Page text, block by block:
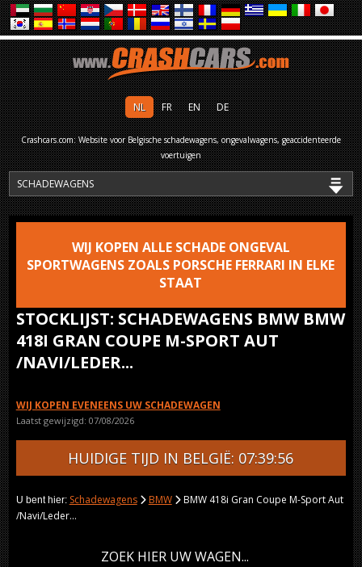
NL FR EN DE
Crashcars.com: Website voor Belgische schadewagens, ongevalwagens, geaccidenteerde
voertuigen
STOCKLIJST: SCHADEWAGENS BMW BMW
418I GRAN COUPE M-SPORT AUT
/NAVI/LEDER...
WIJ KOPEN ALLE SCHADE ONGEVAL
SPORTWAGENS ZOALS PORSCHE FERRARI IN ELKE
STAAT
WIJ KOPEN EVENEENS UW SCHADEWAGEN
Laatst gewijzigd: 07/08/2026
HUIDIGE TIJD IN BELGIË: 07:39:56
U bent hier: Schadewagens BMW
BMW 418i Gran Coupe M-Sport Aut
/Navi/Leder...
ZOEK HIER UW WAGEN...